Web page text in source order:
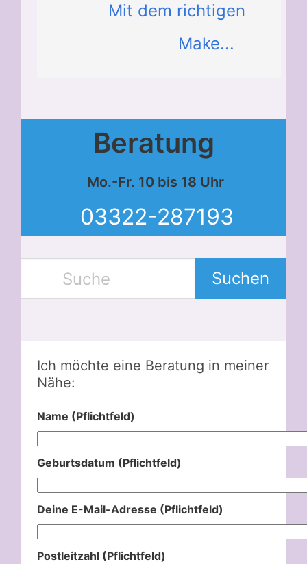
Mit dem richtigen
Make...
Beratung
Mo.-Fr. 10 bis 18 Uhr
03322-287193
Suchen
Ich möchte eine Beratung in meiner
Nähe:
Name (Pflichtfeld)
Geburtsdatum (Pflichtfeld)
Deine E-Mail-Adresse (Pflichtfeld)
Postleitzahl (Pflichtfeld)